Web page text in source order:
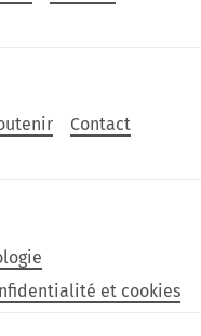
Contact
et cookies